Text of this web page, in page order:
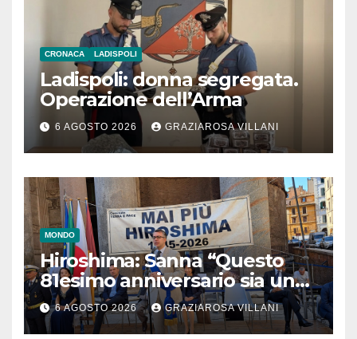
CRONACA LADISPOLI
Ladispoli: donna segregata.
Operazione dell’Arma
6 AGOSTO 2026 GRAZIAROSA VILLANI
MONDO
Hiroshima: Sanna “Questo
81esimo anniversario sia un
monito per tutti”
6 AGOSTO 2026 GRAZIAROSA VILLANI